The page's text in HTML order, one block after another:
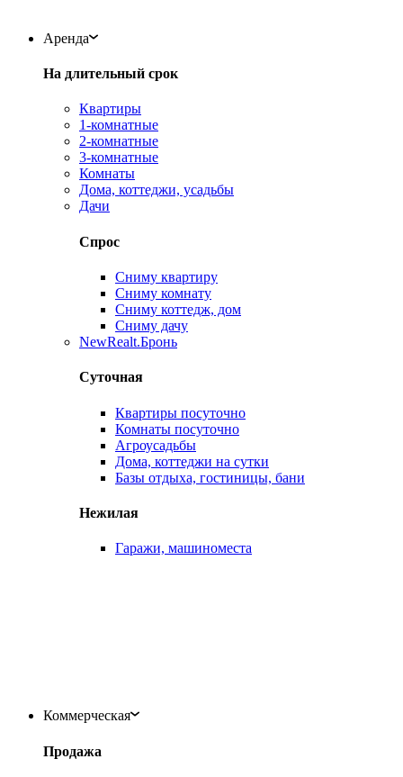
Аренда
На длительный срок
Квартиры
1-комнатные
2-комнатные
3-комнатные
Комнаты
Дома, коттеджи, усадьбы
Дачи
Спрос
Сниму квартиру
Сниму комнату
Сниму коттедж, дом
Сниму дачу
NewRealt.Бронь
Суточная
Квартиры посуточно
Комнаты посуточно
Агроусадьбы
Дома, коттеджи на сутки
Базы отдыха, гостиницы, бани
Нежилая
Гаражи, машиноместа
Коммерческая
Продажа